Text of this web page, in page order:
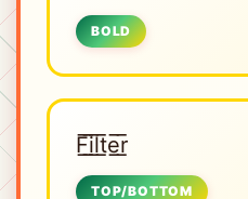
BOLD
F̲̅i̲̅l̲̅t̲̅e̲̅r̲̅
TOP/BOTTOM